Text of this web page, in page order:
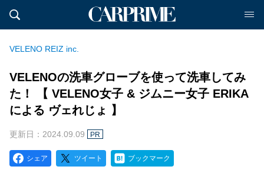
VELENO REIZ inc.
VELENOの洗車グローブを使って洗車してみ
た！ 【 VELENO女子 & ジムニー女子 ERIKA
による ヴェれじょ 】
更新日：2024.09.09 PR
シェア ツイート ブックマーク